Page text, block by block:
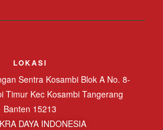
LOKASI
Sentra Kosambi Blok A No. 8-
Timur Kec Kosambi Tangerang
Banten 15213
DAYA INDONESIA